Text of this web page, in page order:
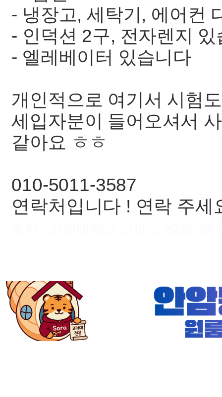
- 냉장고, 세탁기, 에어컨
- 인덕션 2구, 전자렌지 있
- 엘레베이터 있습니다
개인적으로 여기서 시험
세입자분이 들어오셔서
같아요 ㅎㅎ
010-5011-3587
연락처입니다 ! 연락 주세